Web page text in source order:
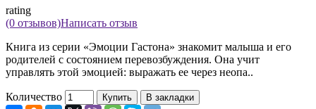
rating
(0 отзывов)Написать отзыв
Книга из серии «Эмоции Гастона» знакомит малыша и его
родителей с состоянием перевозбуждения. Она учит
управлять этой эмоцией: выражать ее через неопа..
Количество Купить В закладки